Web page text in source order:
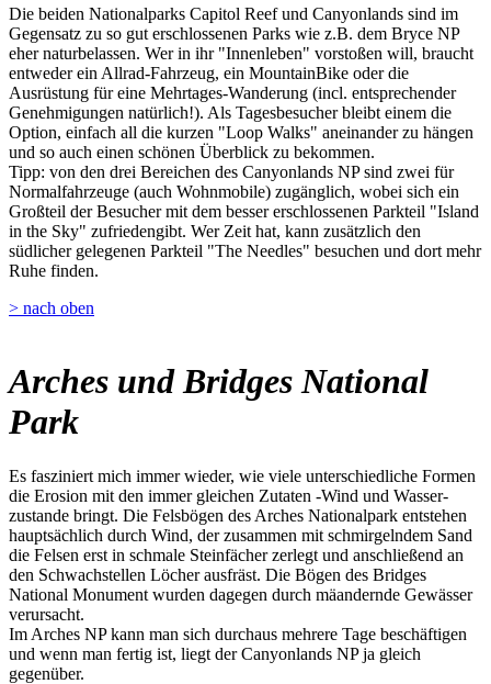
Die beiden Nationalparks Capitol Reef und Canyonlands sind im
Gegensatz zu so gut erschlossenen Parks wie z.B. dem Bryce NP
eher naturbelassen. Wer in ihr "Innenleben" vorstoßen will, braucht
entweder ein Allrad-Fahrzeug, ein MountainBike oder die
Ausrüstung für eine Mehrtages-Wanderung (incl. entsprechender
Genehmigungen natürlich!). Als Tagesbesucher bleibt einem die
Option, einfach all die kurzen "Loop Walks" aneinander zu hängen
und so auch einen schönen Überblick zu bekommen.
Tipp: von den drei Bereichen des Canyonlands NP sind zwei für
Normalfahrzeuge (auch Wohnmobile) zugänglich, wobei sich ein
Großteil der Besucher mit dem besser erschlossenen Parkteil "Island
in the Sky" zufriedengibt. Wer Zeit hat, kann zusätzlich den
südlicher gelegenen Parkteil "The Needles" besuchen und dort mehr
Ruhe finden.
> nach oben
Arches und Bridges National
Park
Es fasziniert mich immer wieder, wie viele unterschiedliche Formen
die Erosion mit den immer gleichen Zutaten -Wind und Wasser-
zustande bringt. Die Felsbögen des Arches Nationalpark entstehen
hauptsächlich durch Wind, der zusammen mit schmirgelndem Sand
die Felsen erst in schmale Steinfächer zerlegt und anschließend an
den Schwachstellen Löcher ausfräst. Die Bögen des Bridges
National Monument wurden dagegen durch mäandernde Gewässer
verursacht.
Im Arches NP kann man sich durchaus mehrere Tage beschäftigen
und wenn man fertig ist, liegt der Canyonlands NP ja gleich
gegenüber.